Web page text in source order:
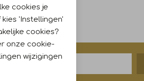
cookies je
'Instellingen'
cookies?
onze cookie-
wijzigingen